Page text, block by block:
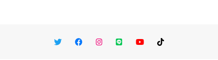
TwitterFacebookInstagram
LINE You TubeTikTok